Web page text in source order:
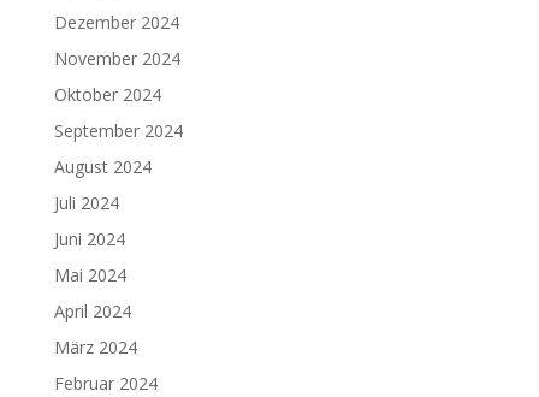
Dezember 2024
November 2024
Oktober 2024
September 2024
August 2024
Juli 2024
Juni 2024
Mai 2024
April 2024
März 2024
Februar 2024